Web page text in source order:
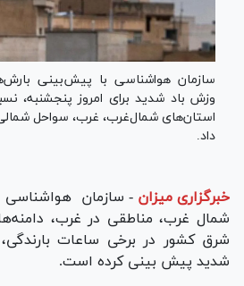
سازمان هواشناسی با پیش‌بینی
وزش باد شدید برای امروز پنجشنبه،
استان‌های شمال‌غرب، غرب، سواحل شمالی
داد.
خبرگزاری میزان - سازمان هواشناسی
شمال غرب، مناطقی در غرب،
شرق کشور در برخی ساعات
شدید پیش بینی کرده است.